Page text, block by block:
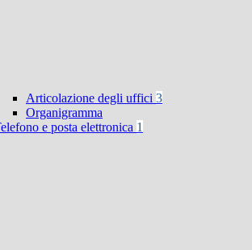
Articolazione degli uffici 3
Organigramma
e posta elettronica 1